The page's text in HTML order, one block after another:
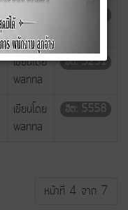
เขียนโดย
wanna
เขียนโดย
wanna
ฮิต: 3231
เขียนโดย
wanna
ฮิต: 5558
หน้าที่ 4 จาก 7